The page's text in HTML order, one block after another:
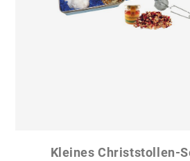
Kleines Christstollen-